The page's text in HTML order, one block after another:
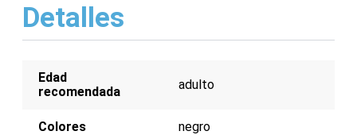
Entresuela de EVA para amortiguación
Suela de goma para tracción
Diseño clásico y elegante
Detalles
Edad
recomendada
adulto
Colores negro